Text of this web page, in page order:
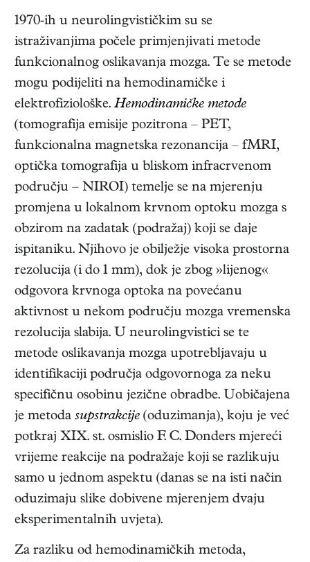
1970-ih u neurolingvističkim su se
istraživanjima počele primjenjivati metode
funkcionalnog oslikavanja mozga. Te se metode
mogu podijeliti na hemodinamičke i
elektrofiziološke. Hemodinamičke metode
(tomografija emisije pozitrona – PET,
funkcionalna magnetska rezonancija – fMRI,
optička tomografija u bliskom infracrvenom
području – NIROI) temelje se na mjerenju
promjena u lokalnom krvnom optoku mozga s
obzirom na zadatak (podražaj) koji se daje
ispitaniku. Njihovo je obilježje visoka prostorna
rezolucija (i do 1 mm), dok je zbog »lijenog«
odgovora krvnoga optoka na povećanu
aktivnost u nekom području mozga vremenska
rezolucija slabija. U neurolingvistici se te
metode oslikavanja mozga upotrebljavaju u
identifikaciji područja odgovornoga za neku
specifičnu osobinu jezične obradbe. Uobičajena
je metoda supstrakcije (oduzimanja), koju je već
potkraj XIX. st. osmislio F. C. Donders mjereći
vrijeme reakcije na podražaje koji se razlikuju
samo u jednom aspektu (danas se na isti način
oduzimaju slike dobivene mjerenjem dvaju
eksperimentalnih uvjeta).
Za razliku od hemodinamičkih metoda,